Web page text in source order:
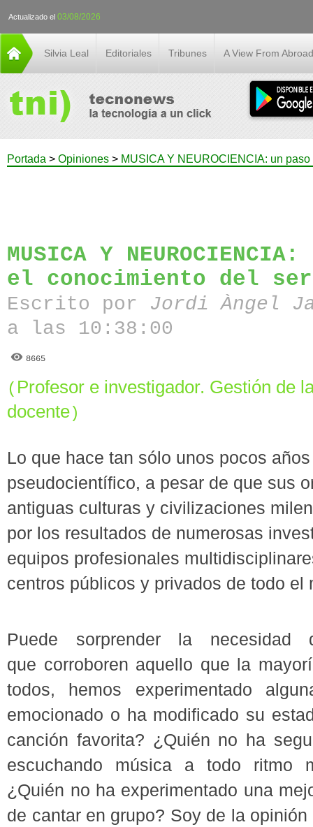
Actualizado el 03/08/2026
Silvia Leal Editoriales Tribunes A View From Abroad
Portada > Opiniones > MUSICA Y NEUROCIENCIA: un
MUSICA Y
el conocimiento del ser
Escrito por Jordi Àngel
a las 10:38:00
8665
( Profesor e investigador. Gestión de
docente)
Lo que hace tan sólo unos pocos
pseudocientífico, a pesar de que sus
antiguas culturas y civilizaciones
por los resultados de numerosas
equipos profesionales
centros públicos y privados de todo el
Puede sorprender la
que corroboren aquello que la
todos, hemos experimentado
emocionado o ha modificado su
canción favorita? ¿Quién no ha
escuchando música a todo ritmo
¿Quién no ha experimentado una
de cantar en grupo? Soy de la